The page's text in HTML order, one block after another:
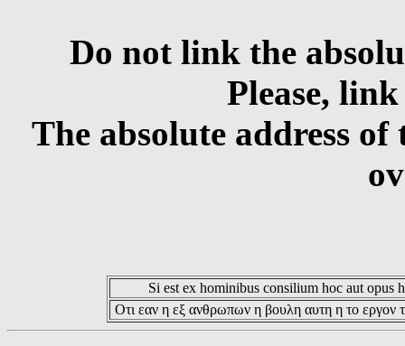
Do not link the
Please,
The absolute address
Si est ex hominibus consilium hoc aut opus
Οτι εαν η εξ ανθρωπων η βουλη αυτη η το εργον